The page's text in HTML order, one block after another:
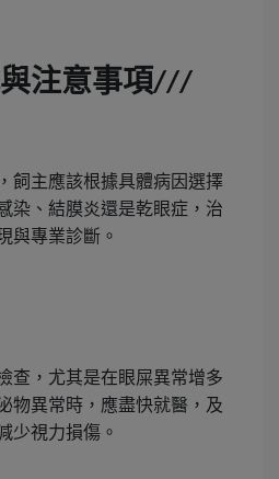
注意事項///
飼主應該根據具體病因選擇
染、結膜炎還是乾眼症，治
與專業診斷。
查，尤其是在眼屎異常增多
物異常時，應盡快就醫，及
少視力損傷。